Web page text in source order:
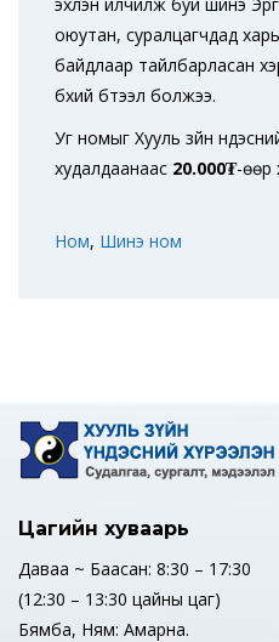
оюутан, суралцагчдад
байдлаар тайлбарласан
бүхий бүтээл болжээ.
Уг номыг Хууль зүйн
худалдаанаас 20.000₮-өөр
Ном, Шинэ ном
Цагийн хуваарь
Даваа ~ Баасан: 8:30 – 17:30
(12:30 – 13:30 цайны цаг)
Бямба, Ням: Амарна.